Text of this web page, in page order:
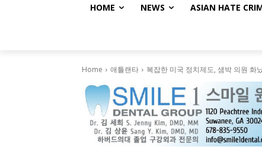
HOME NEWS ASIAN HATE
Home 애틀랜타 복잡한 미국 정치제도, 샘박 의원 화